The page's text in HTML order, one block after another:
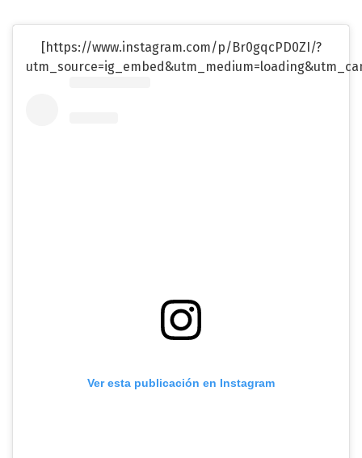
[https://www.instagram.com/p/Br0gqcPD0ZI/?
Ver esta publicación en Instagram